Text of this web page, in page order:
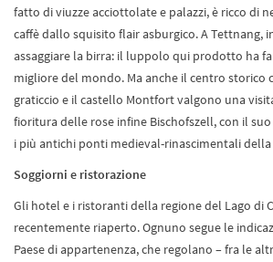
fatto di viuzze acciottolate e palazzi, è ricco di
caffè dallo squisito flair asburgico. A Tettnang,
assaggiare la birra: il luppolo qui prodotto ha
migliore del mondo. Ma anche il centro storico
graticcio e il castello Montfort valgono una
fioritura delle rose infine Bischofszell, con il
i più antichi ponti medieval-rinascimentali della
Soggiorni e ristorazione
Gli hotel e i ristoranti della regione del Lago di
recentemente riaperto. Ognuno segue le
Paese di appartenenza, che regolano – fra le